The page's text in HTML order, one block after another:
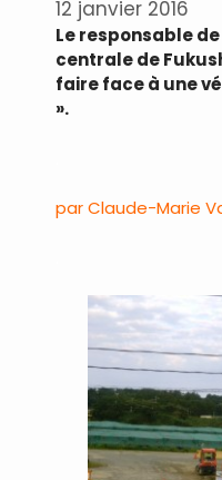
12 janvier 2016
Le responsable
centrale de
faire face à une
».
par Claude-Marie